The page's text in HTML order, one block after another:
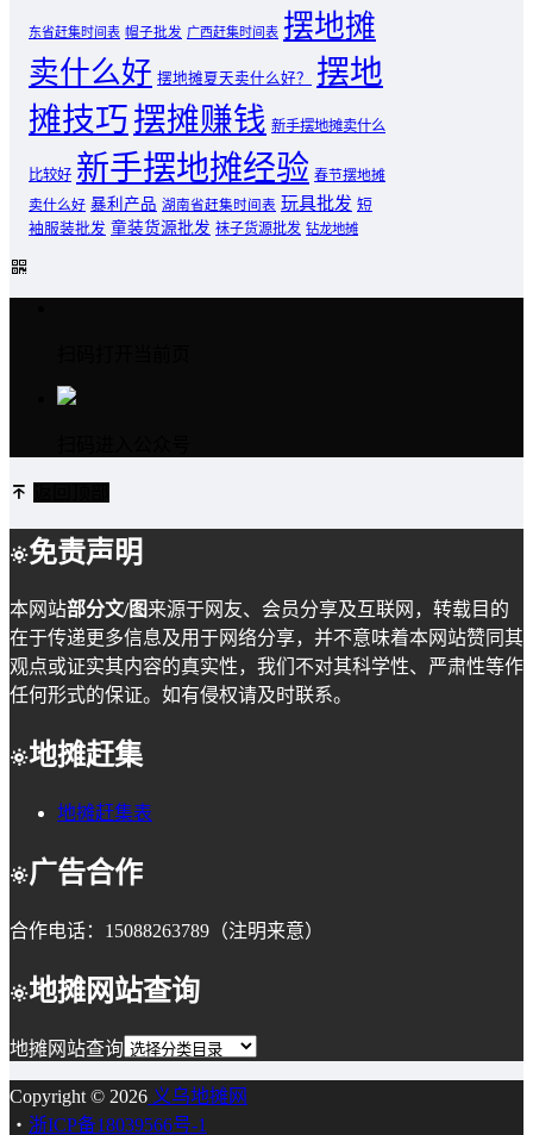
东省赶集时间表 帽子批发 广西赶集时间表 摆地摊
卖什么好 摆地摊夏天卖什么好？
摆地
摊技巧摆摊赚钱 新手摆地摊卖什么
比较好 新手摆地摊经验 春节摆地摊
卖什么好 暴利产品 湖南省赶集时间表 玩具批发 短
袖服装批发 童装货源批发 袜子货源批发 钻龙地摊
免责声明
本网站部分文/图来源于网友、会员分享及互联网，转载目的
在于传递更多信息及用于网络分享，并不意味着本网站赞同其
观点或证实其内容的真实性，我们不对其科学性、严肃性等作
任何形式的保证。如有侵权请及时联系。
地摊赶集
地摊赶集表
广告合作
合作电话：15088263789（注明来意）
地摊网站查询
地摊网站查询
Copyright © 2026 义乌地摊网
・ 浙ICP备18039566号-1